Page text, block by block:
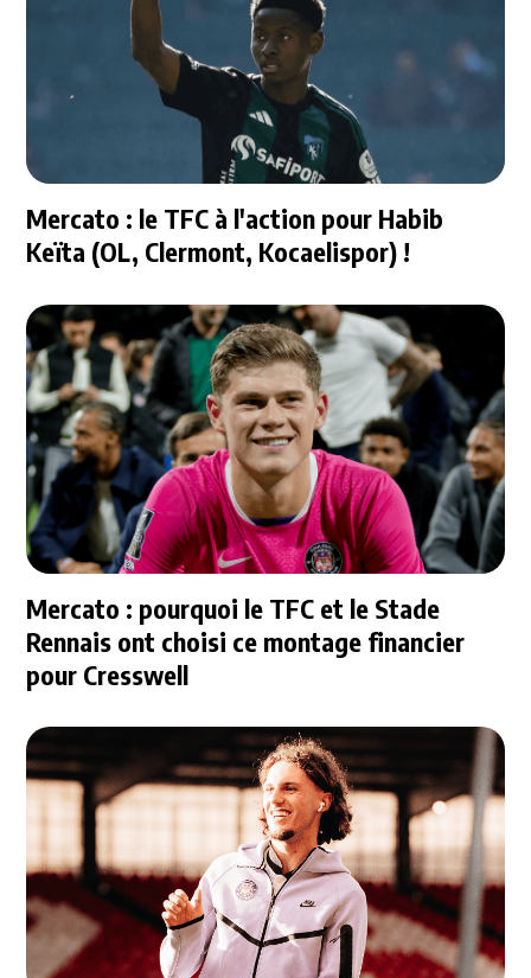
Mercato : le TFC à l'action pour Habib
Keïta (OL, Clermont, Kocaelispor) !
Mercato : pourquoi le TFC et le Stade
Rennais ont choisi ce montage financier
pour Cresswell